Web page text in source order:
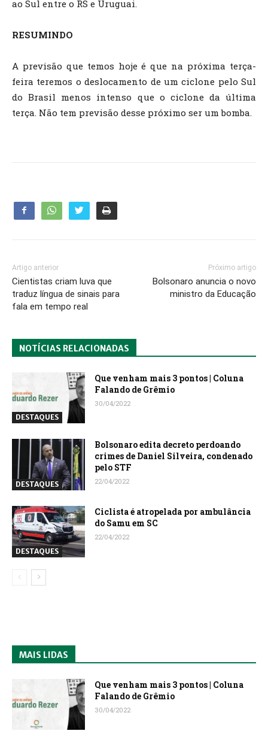
ao Sul entre o RS e Uruguai.
RESUMINDO
A previsão que temos hoje é que na próxima terça-
feira teremos o deslocamento de um ciclone pelo Sul
do Brasil menos intenso que o ciclone da última
terça. Não tem previsão desse próximo ser um bomba.
Artigo anterior
Cientistas criam luva que
traduz língua de sinais para
fala em tempo real
Próximo artigo
Bolsonaro anuncia o novo
ministro da Educação
NOTÍCIAS RELACIONADAS
DESTAQUES
Que venham mais 3 pontos | Coluna
Falando de Grêmio
30/04/2022
DESTAQUES
Bolsonaro edita decreto perdoando
crimes de Daniel Silveira, condenado
pelo STF
22/04/2022
DESTAQUES
Ciclista é atropelada por ambulância
do Samu em SC
22/04/2022
MAIS LIDAS
Que venham mais 3 pontos | Coluna
Falando de Grêmio
30/04/2022